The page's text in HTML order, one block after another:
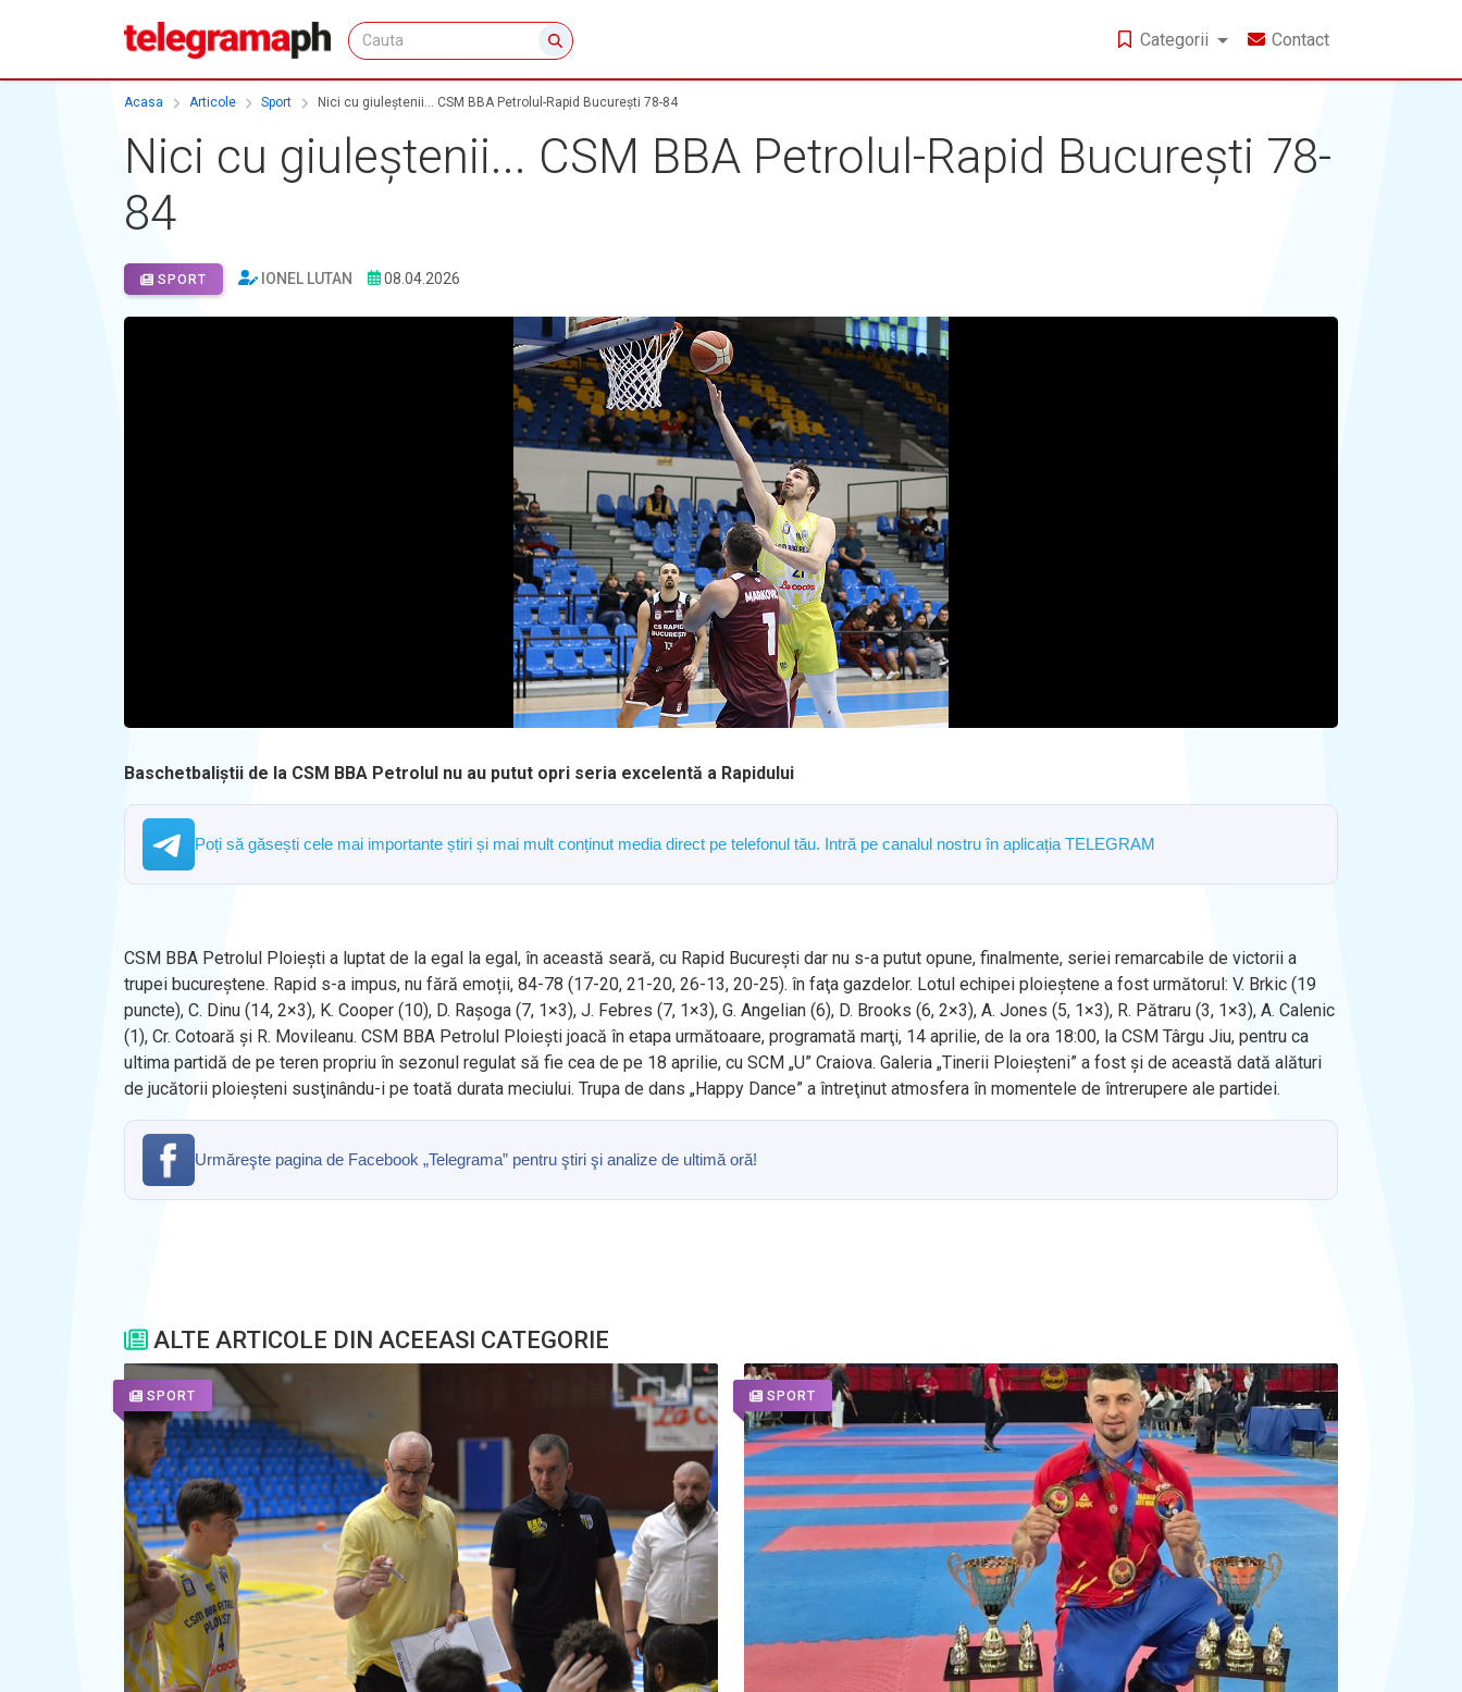
Categorii Contact
Acasa Articole Sport Nici cu giuleștenii... CSM BBA Petrolul-Rapid București 78-84
Nici cu giuleștenii... CSM BBA Petrolul-Rapid București 78-
84
SPORT IONEL LUTAN 08.04.2026
Baschetbaliștii de la CSM BBA Petrolul nu au putut opri seria excelentă a Rapidului
Poți să găsești cele mai importante știri și mai mult conținut media direct pe telefonul tău. Intră pe canalul nostru în aplicația TELEGRAM
CSM BBA Petrolul Ploieşti a luptat de la egal la egal, în această seară, cu Rapid Bucureşti dar nu s-a putut opune, finalmente, seriei remarcabile de victorii a
trupei bucureștene. Rapid s-a impus, nu fără emoții, 84-78 (17-20, 21-20, 26-13, 20-25). în faţa gazdelor. Lotul echipei ploieștene a fost următorul: V. Brkic (19
puncte), C. Dinu (14, 2×3), K. Cooper (10), D. Raşoga (7, 1×3), J. Febres (7, 1×3), G. Angelian (6), D. Brooks (6, 2×3), A. Jones (5, 1×3), R. Pătraru (3, 1×3), A. Calenic
(1), Cr. Cotoară şi R. Movileanu. CSM BBA Petrolul Ploieşti joacă în etapa următoaare, programată marţi, 14 aprilie, de la ora 18:00, la CSM Târgu Jiu, pentru ca
ultima partidă de pe teren propriu în sezonul regulat să fie cea de pe 18 aprilie, cu SCM „U” Craiova. Galeria „Tinerii Ploieşteni” a fost şi de această dată alături
de jucătorii ploieșteni susţinându-i pe toată durata meciului. Trupa de dans „Happy Dance” a întreţinut atmosfera în momentele de întrerupere ale partidei.
Urmăreşte pagina de Facebook „Telegrama” pentru ştiri şi analize de ultimă oră!
ALTE ARTICOLE DIN ACEEASI CATEGORIE
SPORT SPORT